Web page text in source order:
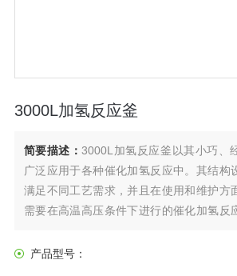
3000L加氢反应釜
简要描述：3000L加氢反应釜以其小巧、
广泛应用于各种催化加氢反应中。其结构
满足不同工艺需求，并且在使用和维护方
需要在高温高压条件下进行的催化加氢反
产品型号：